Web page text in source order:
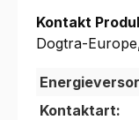
Kontakt
Dogtra-
Kontaktart: